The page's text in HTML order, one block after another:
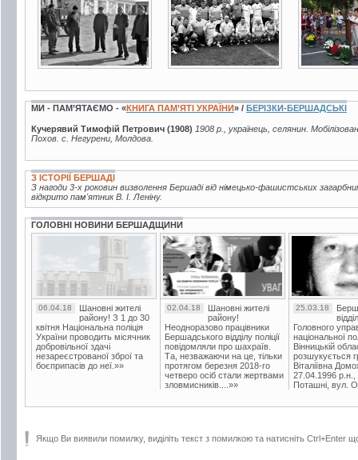
МИ - ПАМ’ЯТАЄМО - «КНИГА ПАМ’ЯТІ УКРАЇНИ» / БЕРІЗКИ-БЕРШАДСЬКІ
Кучерявий Тимофій Петрович (1908) 1908 р., українець, селянин.
Похов. с. Негурени, Молдова.
З ІСТОРІЇ БЕРШАДІ
З нагоди 3-х роковин визволення Бершаді від німецько-фашистських
відкрито пам'ятник В. І. Леніну.
ГОЛОВНІ НОВИНИ БЕРШАДЩИНИ
06.04.18
Шановні жителі
району! З 1 до 30
квітня Національна поліція
України проводить місячник
добровільної здачі
незареєстрованої зброї та
боєприпасів до неї.»»
02.04.18
Шановні жителі
району!
Неодноразово працівники
Бершадського відділу поліції
повідомляли про шахраїв.
Та, незважаючи на це, тільки
протягом березня 2018-го
четверо осіб стали жертвами
зловмисників....»»
25.03.18
Головного
національної
Вінницькій
розшукується
Віталіївна
27.04.1996 р.н.,
Поташні, вул.
Якщо Ви виявили помилку, виділіть текст з помилкою та натисніть Ctrl+Enter